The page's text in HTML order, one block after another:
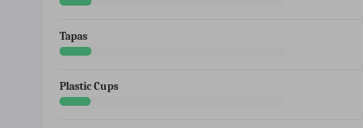
Tapas
Plastic Cups